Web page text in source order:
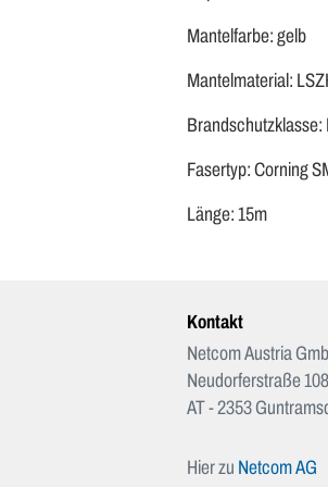
Mantelfarbe: gelb
Mantelmaterial:
Brandschutzklasse:
Fasertyp: Corning
Länge: 15m
Kontakt
Netcom Austria
Neudorferstraße 108
AT - 2353
Hier zu Netcom AG